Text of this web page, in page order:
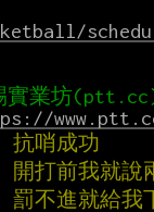
抗哨成功
開打前我就說
罰不進就給我